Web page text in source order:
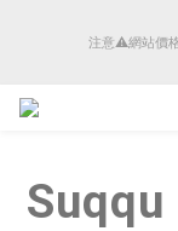
注意⚠️網站價
順豐香港將於4月14日起